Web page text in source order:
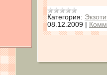
Категория:
08.12.2009